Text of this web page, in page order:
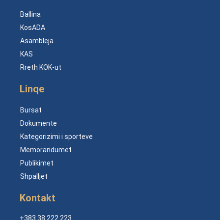
Ballina
KosADA
Asambleja
KAS
Rreth KOK-ut
Linqe
Bursat
Dokumente
Kategorizimi i sporteve
Memorandumet
Publikimet
Shpalljet
Kontakt
+383 38 222 223